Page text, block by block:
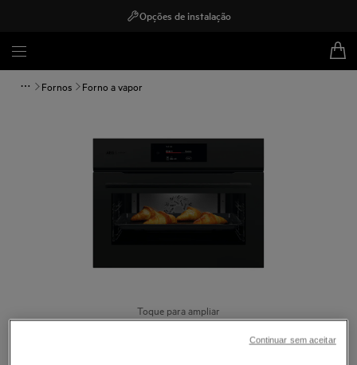
Opções de instalação
Fornos Forno a vapor
Toque para ampliar
Continuar sem aceitar